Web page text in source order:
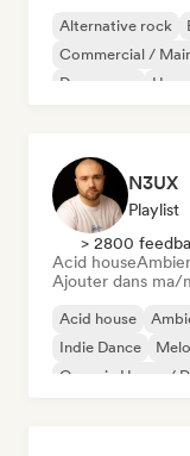
Alternative rock
Commercial /
Dream pop
N3UX
Playlist
> 2800
Acid house
Ajouter dans ma/
Acid house
Indie Dance
Organic House /